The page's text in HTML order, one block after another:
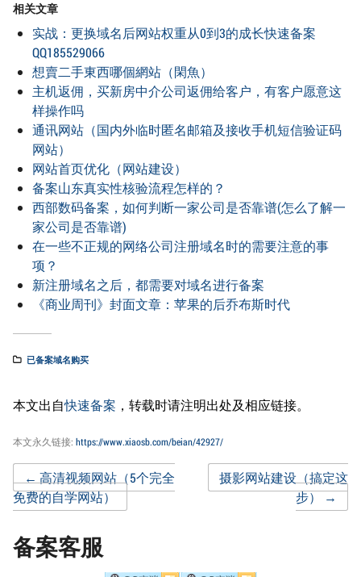
相关文章
实战：更换域名后网站权重从0到3的成长快速备案
QQ185529066
想賣二手東西哪個網站（閑魚）
主机返佣，买新房中介公司返佣给客户，有客户愿意这
样操作吗
通讯网站（国内外临时匿名邮箱及接收手机短信验证码
网站）
网站首页优化（网站建设）
备案山东真实性核验流程怎样的？
西部数码备案，如何判断一家公司是否靠谱(怎么了解一
家公司是否靠谱)
在一些不正规的网络公司注册域名时的需要注意的事
项？
新注册域名之后，都需要对域名进行备案
《商业周刊》封面文章：苹果的后乔布斯时代
已备案域名购买
本文出自快速备案 ，转载时请注明出处及相应链接。
本文永久链接: https://www.xiaosb.com/beian/42927/
Post
navigation
← 高清视频网站（5个完全
免费的自学网站）
摄影网站建设（搞定这
步）→
备案客服